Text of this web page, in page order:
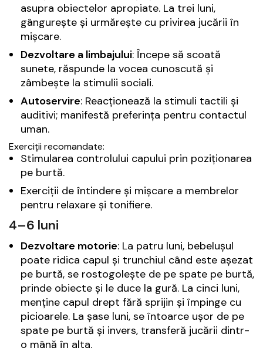
asupra obiectelor apropiate. La trei luni,
gângurește și urmărește cu privirea jucării în
mișcare.
Dezvoltare a limbajului: Începe să scoată
sunete, răspunde la vocea cunoscută și
zâmbește la stimulii sociali.
Autoservire: Reacționează la stimuli tactili și
auditivi; manifestă preferința pentru contactul
uman.
Exerciții recomandate:
Stimularea controlului capului prin poziționarea
pe burtă.
Exerciții de întindere și mișcare a membrelor
pentru relaxare și tonifiere.
4–6 luni
Dezvoltare motorie: La patru luni, bebelușul
poate ridica capul și trunchiul când este așezat
pe burtă, se rostogolește de pe spate pe burtă,
prinde obiecte și le duce la gură. La cinci luni,
menține capul drept fără sprijin și împinge cu
picioarele. La șase luni, se întoarce ușor de pe
spate pe burtă și invers, transferă jucării dintr-
o mână în alta.